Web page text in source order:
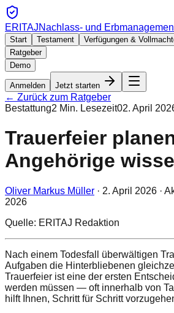
ERITAJNachlass- und
Start Testament Verfügungen &
Ratgeber
Demo
Anmelden Jetzt starten
← Zurück zum Ratgeber
Bestattung2 Min. Lesezeit02. April
Trauerfeier
Angehörige
Oliver Markus Müller · 2. April 2026 ·
2026
Quelle: ERITAJ Redaktion
Nach einem Todesfall überwältigen
Aufgaben die Hinterbliebenen
Trauerfeier ist eine der ersten
werden müssen — oft innerhalb von
hilft Ihnen, Schritt für Schritt